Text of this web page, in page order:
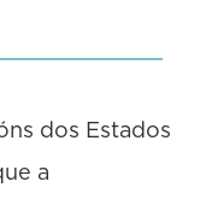
dos Estados
a